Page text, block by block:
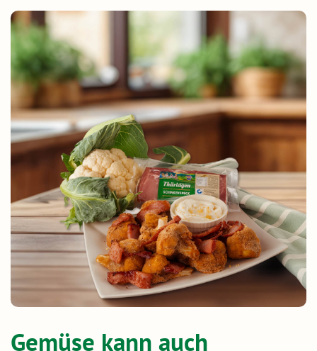
Gemüse kann auch